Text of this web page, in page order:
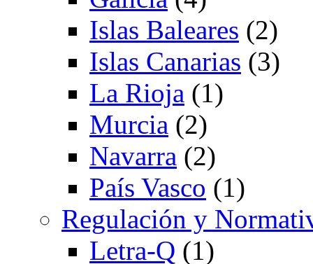
Islas Baleares (2)
Islas Canarias (3)
La Rioja (1)
Murcia (2)
Navarra (2)
País Vasco (1)
Regulación y
Letra-Q (1)